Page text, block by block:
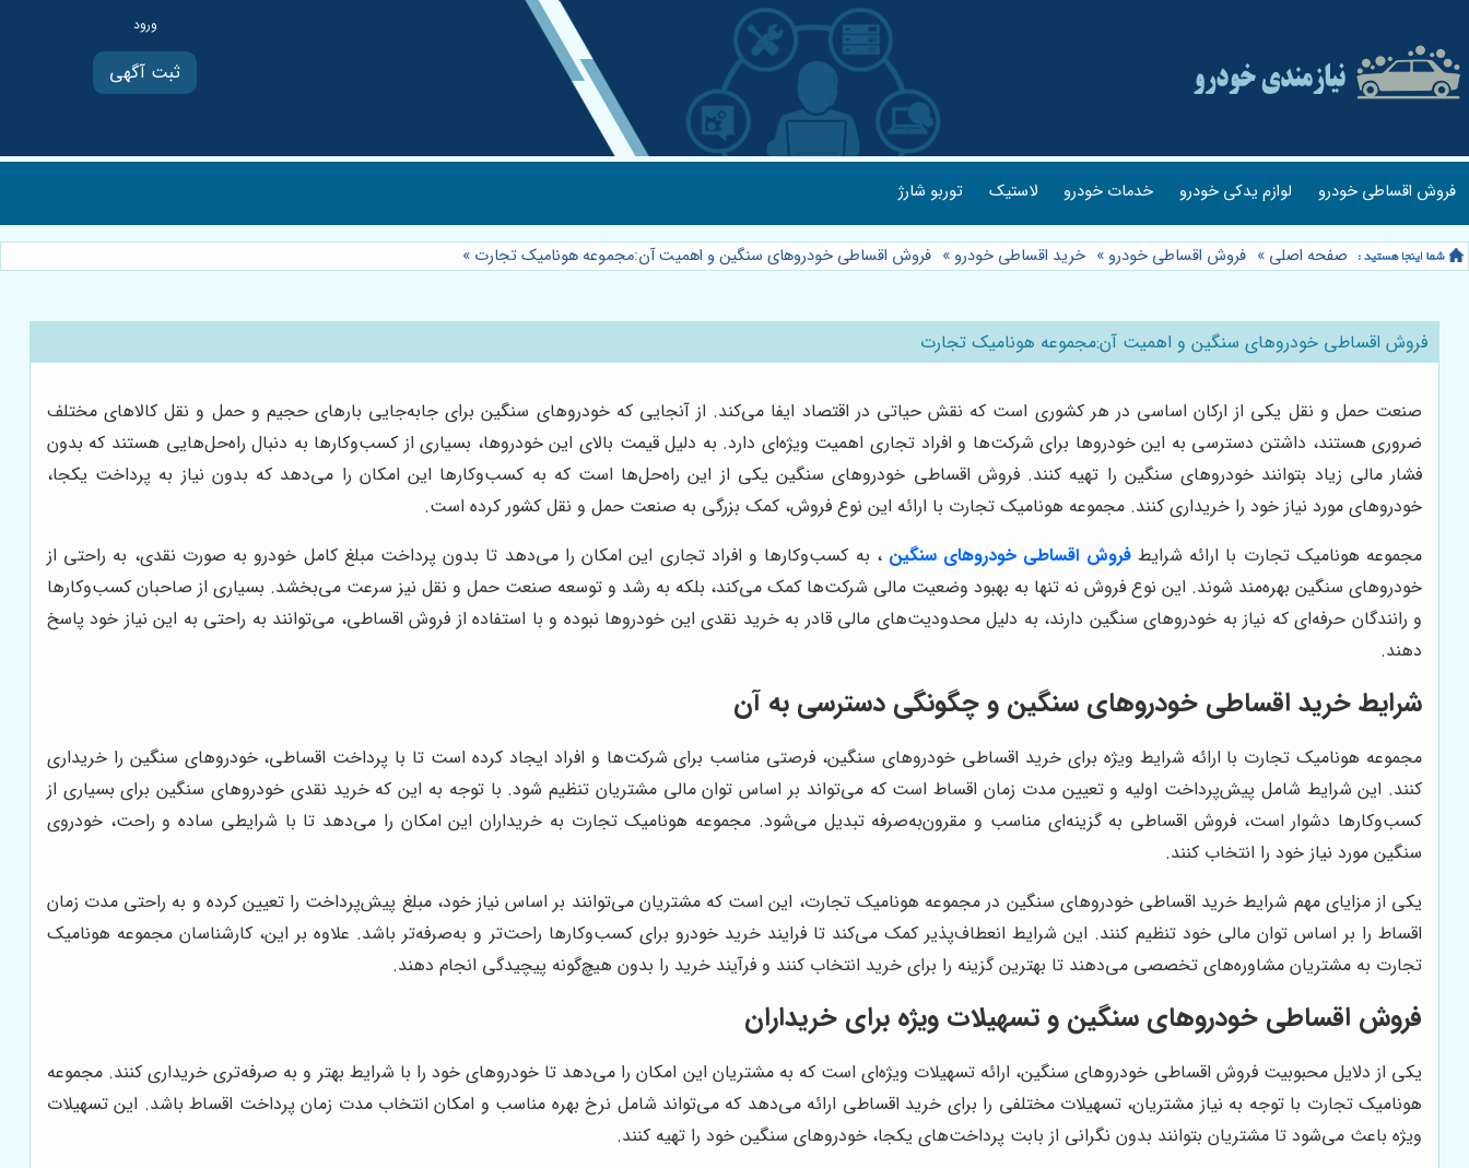
ثبت آگهی
فروش اقساطی خودرو لوازم یدکی خودرو خدمات خودرو لاستیک توربو شارژ
صفحه اصلی » فروش اقساطی خودرو » خرید اقساطی خودرو » فروش اقساطی خودروهای سنگین و اهمیت آن:مجموعه هونامیک تجارت »
فروش اقساطی خودروهای سنگین و اهمیت آن:مجموعه هونامیک تجارت
صنعت حمل و نقل یکی از ارکان اساسی در هر کشوری است که نقش حیاتی در اقتصاد ایفا می‌کند. از آنجایی که خودروهای سنگین برای جابه‌جایی بارهای حجیم و حمل و نقل کالاهای مختلف
ضروری هستند، داشتن دسترسی به این خودروها برای شرکت‌ها و افراد تجاری اهمیت ویژه‌ای دارد. به دلیل قیمت بالای این خودروها، بسیاری از کسب‌وکارها به دنبال راه‌حل‌هایی هستند که بدون
فشار مالی زیاد بتوانند خودروهای سنگین را تهیه کنند. فروش اقساطی خودروهای سنگین یکی از این راه‌حل‌ها است که به کسب‌وکارها این امکان را می‌دهد که بدون نیاز به پرداخت یکجا،
خودروهای مورد نیاز خود را خریداری کنند. مجموعه هونامیک تجارت با ارائه این نوع فروش، کمک بزرگی به صنعت حمل و نقل کشور کرده است.
مجموعه هونامیک تجارت با ارائه شرایطفروش اقساطی خودروهای سنگین ، به کسب‌وکارها و افراد تجاری این امکان را می‌دهد تا بدون پرداخت مبلغ کامل خودرو به صورت نقدی، به راحتی از
خودروهای سنگین بهره‌مند شوند. این نوع فروش نه تنها به بهبود وضعیت مالی شرکت‌ها کمک می‌کند، بلکه به رشد و توسعه صنعت حمل و نقل نیز سرعت می‌بخشد. بسیاری از صاحبان کسب‌وکارها
و رانندگان حرفه‌ای که نیاز به خودروهای سنگین دارند، به دلیل محدودیت‌های مالی قادر به خرید نقدی این خودروها نبوده و با استفاده از فروش اقساطی، می‌توانند به راحتی به این نیاز خود پاسخ
دهند.
شرایط خرید اقساطی خودروهای سنگین و چگونگی دسترسی به آن
مجموعه هونامیک تجارت با ارائه شرایط ویژه برای خرید اقساطی خودروهای سنگین، فرصتی مناسب برای شرکت‌ها و افراد ایجاد کرده است تا با پرداخت اقساطی، خودروهای سنگین را خریداری
کنند. این شرایط شامل پیش‌پرداخت اولیه و تعیین مدت زمان اقساط است که می‌تواند بر اساس توان مالی مشتریان تنظیم شود. با توجه به این که خرید نقدی خودروهای سنگین برای بسیاری از
کسب‌وکارها دشوار است، فروش اقساطی به گزینه‌ای مناسب و مقرون‌به‌صرفه تبدیل می‌شود. مجموعه هونامیک تجارت به خریداران این امکان را می‌دهد تا با شرایطی ساده و راحت، خودروی
سنگین مورد نیاز خود را انتخاب کنند.
یکی از مزایای مهم شرایط خرید اقساطی خودروهای سنگین در مجموعه هونامیک تجارت، این است که مشتریان می‌توانند بر اساس نیاز خود، مبلغ پیش‌پرداخت را تعیین کرده و به راحتی مدت زمان
اقساط را بر اساس توان مالی خود تنظیم کنند. این شرایط انعطاف‌پذیر کمک می‌کند تا فرایند خرید خودرو برای کسب‌وکارها راحت‌تر و به‌صرفه‌تر باشد. علاوه بر این، کارشناسان مجموعه هونامیک
تجارت به مشتریان مشاوره‌های تخصصی می‌دهند تا بهترین گزینه را برای خرید انتخاب کنند و فرآیند خرید را بدون هیچ‌گونه پیچیدگی انجام دهند.
فروش اقساطی خودروهای سنگین و تسهیلات ویژه برای خریداران
یکی از دلایل محبوبیت فروش اقساطی خودروهای سنگین، ارائه تسهیلات ویژه‌ای است که به مشتریان این امکان را می‌دهد تا خودروهای خود را با شرایط بهتر و به صرفه‌تری خریداری کنند. مجموعه
هونامیک تجارت با توجه به نیاز مشتریان، تسهیلات مختلفی را برای خرید اقساطی ارائه می‌دهد که می‌تواند شامل نرخ بهره مناسب و امکان انتخاب مدت زمان پرداخت اقساط باشد. این تسهیلات
ویژه باعث می‌شود تا مشتریان بتوانند بدون نگرانی از بابت پرداخت‌های یکجا، خودروهای سنگین خود را تهیه کنند.